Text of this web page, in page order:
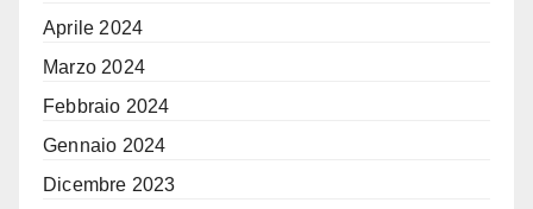
Aprile 2024
Marzo 2024
Febbraio 2024
Gennaio 2024
Dicembre 2023